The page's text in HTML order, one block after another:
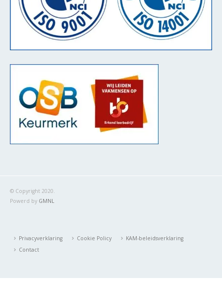
© Copyright 2020.
Powerd by GMNL
Privacyverklaring Cookie Policy
KAM-beleidsverklaring
Contact